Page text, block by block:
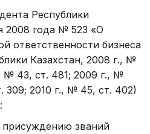
Республики
2008 года № 523 «О
ответственности биз­неса
Казахстан, 2008 г., №
№ 43, ст. 481; 2009 г., №
309; 2010 г., № 45, ст. 402)
присуждению званий